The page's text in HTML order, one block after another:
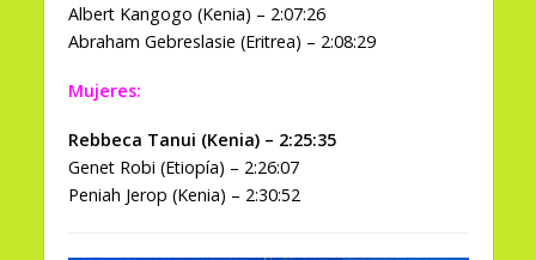
Albert Kangogo (Kenia) – 2:07:26
Abraham Gebreslasie (Eritrea) – 2:08:29
Mujeres:
Rebbeca Tanui (Kenia) – 2:25:35
Genet Robi (Etiopía) – 2:26:07
Peniah Jerop (Kenia) – 2:30:52